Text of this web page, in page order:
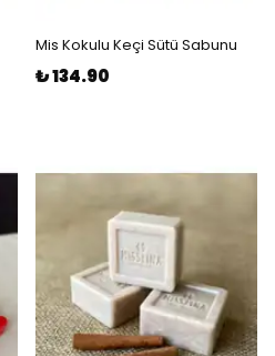
Mis Kokulu Keçi Sütü Sabunu
₺ 134.90